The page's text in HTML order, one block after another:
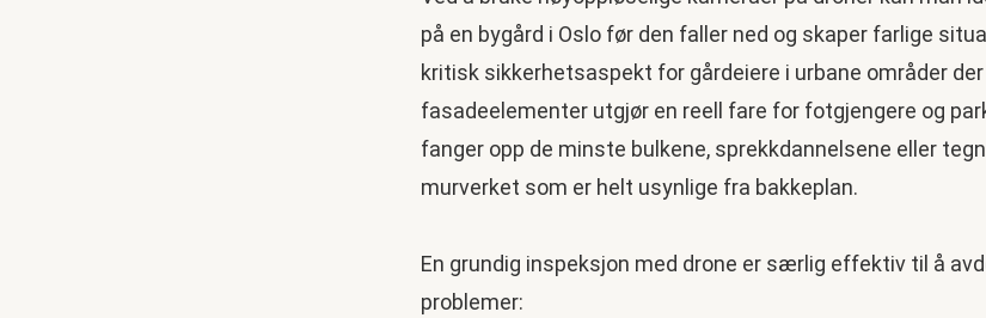
på en bygård i Oslo før den faller ned og skaper farlige
kritisk sikkerhetsaspekt for gårdeiere i urbane områder
fasadeelementer utgjør en reell fare for fotgjengere og
fanger opp de minste bulkene, sprekkdannelsene eller
murverket som er helt usynlige fra bakkeplan.
En grundig inspeksjon med drone er særlig effektiv til å
problemer: